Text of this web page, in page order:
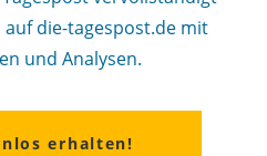
die-tagespost.de mit
und Analysen.
erhalten!